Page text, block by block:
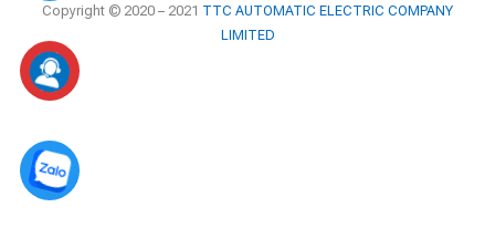
Copyright © 2020 – 2021 TTC AUTOMATIC ELECTRIC COMPANY
LIMITED